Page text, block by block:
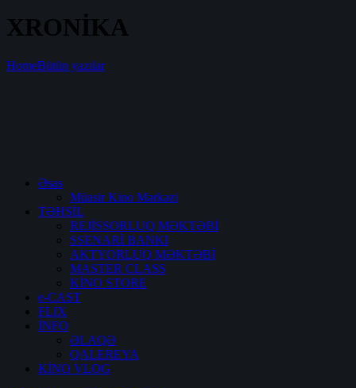
XRONİKA
HomeBütün yazılar
Əsas
Müasir Kino Mərkəzi
TƏHSİL
REJİSSORLUQ MƏKTƏBİ
SSENARİ BANKI
AKTYORLUQ MƏKTƏBİ
MASTER CLASS
KİNO STORE
e-CAST
FLIX
İNFO
ƏLAQƏ
QALEREYA
KİNO VLOG